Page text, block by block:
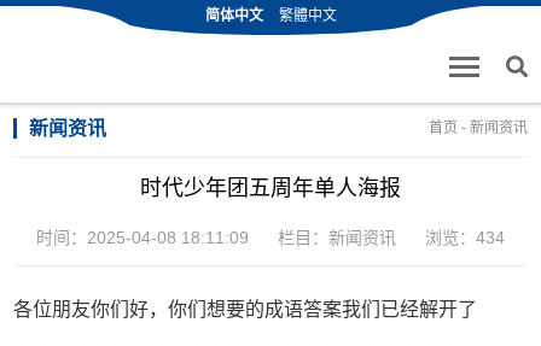
简体中文 繁體中文
新闻资讯 首页 - 新闻资讯
时代少年团五周年单人海报
时间：2025-04-08 18:11:09 栏目： 新闻资讯 浏览：434
各位朋友你们好，你们想要的成语答案我们已经解开了